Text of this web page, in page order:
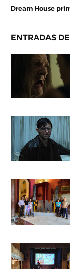
Dream House
ENTRADAS